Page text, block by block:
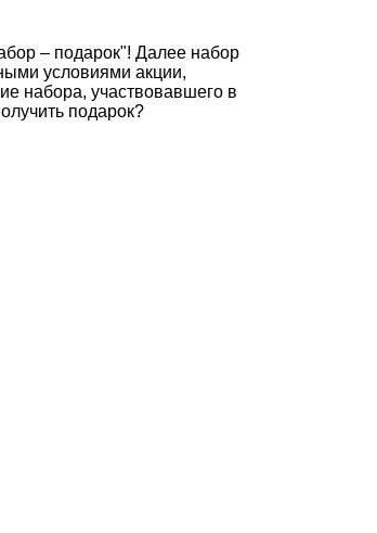
– подарок"! Далее набор
условиями акции,
набора, участвовавшего в
подарок